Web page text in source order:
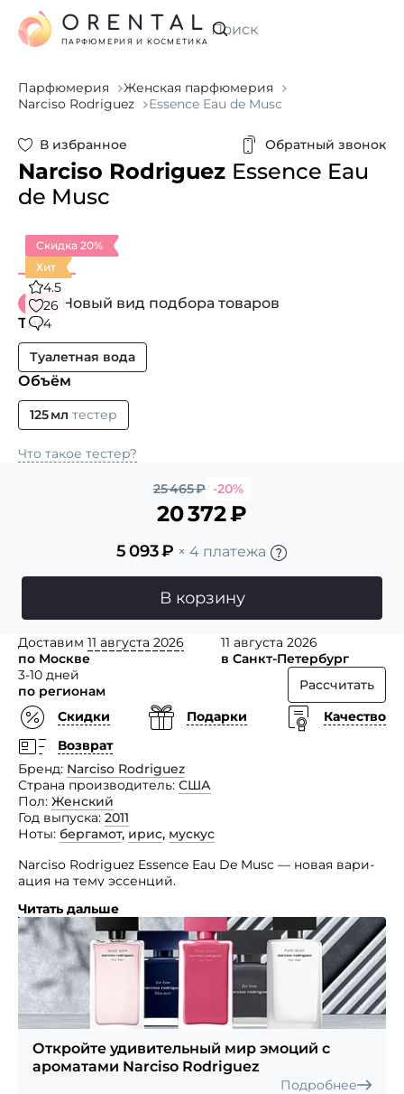
Искать
ORENTAL
ПАРФЮМЕРИЯ И КОСМЕТИКА
Парфюмерия
Женская парфюмерия
Narciso Rodriguez
Essence Eau de Musc
В избранное Обратный звонок
Narciso Rodriguez Essence Eau
de Musc
Скидка 20%
Хит
4.5
26
4
Новый вид подбора товаров
Тип
Туалетная вода
Объём
125 мл тестер
Что такое тестер?
25 465₽ -20%
20 372₽
5 093₽ × 4 платежа
В корзину
Доставим 11 августа 2026
по Москве
11 августа 2026
в Санкт-Петербург
3-10 дней
по регионам
Рассчитать
Скидки
Подарки
Качество
Возврат
Бренд Narciso Rodriguez
Страна производитель США
Пол Женский
Год выпуска 2011
Ноты бергамот, ирис, мускус
Narciso Rodriguez Essence Eau De Musc — новая вари­
ация на тему эссенций.
Смешивая проникнове­нное и чувственное звучание
мускуса с тра­диционной свежестью дорогих
одеколонов парфюмеры получили очень интересный
аромат. Легкий, волнующий, загадочный аромат
раскрывается пудровой сладостью, легкой
прохладой. Есть в нем и ненавязчивая,
притягательная резкость, и мягкая кислинка. Верхние
ноты: ирис и роза. Нота сердца: мускус. Базовая нота:
амбра.
Читать дальше
Откройте удивительный мир эмоций с
ароматами Narciso Rodriguez
Подробнее